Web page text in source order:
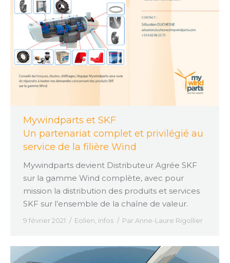
Mywindparts et SKF
Un partenariat complet et privilégié au
service de la filière Wind
Mywindparts devient Distributeur Agrée SKF
sur la gamme Wind complète, avec pour
mission la distribution des produits et services
SKF sur l’ensemble de la chaîne de valeur.
9 février 2021 Eolien Infos Par Anne-Laure Rigollier